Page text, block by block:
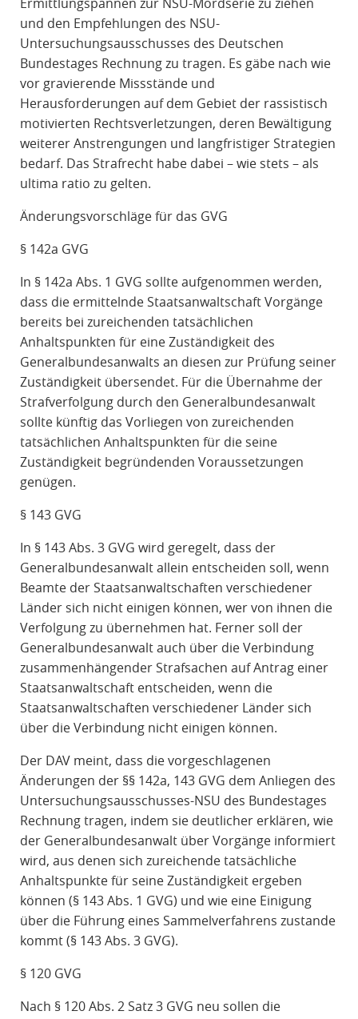
und den Empfehlungen des NSU-
Untersuchungsausschusses des Deutschen
Bundestages Rechnung zu tragen. Es gäbe nach wie
vor gravierende Missstände und
Herausforderungen auf dem Gebiet der rassistisch
motivierten Rechtsverletzungen, deren Bewältigung
weiterer Anstrengungen und langfristiger Strategien
bedarf. Das Strafrecht habe dabei – wie stets – als
ultima ratio zu gelten.
Änderungsvorschläge für das GVG
§ 142a GVG
In § 142a Abs. 1 GVG sollte aufgenommen werden,
dass die ermittelnde Staatsanwaltschaft Vorgänge
bereits bei zureichenden tatsächlichen
Anhaltspunkten für eine Zuständigkeit des
Generalbundesanwalts an diesen zur Prüfung seiner
Zuständigkeit übersendet. Für die Übernahme der
Strafverfolgung durch den Generalbundesanwalt
sollte künftig das Vorliegen von zureichenden
tatsächlichen Anhaltspunkten für die seine
Zuständigkeit begründenden Voraussetzungen
genügen.
§ 143 GVG
In § 143 Abs. 3 GVG wird geregelt, dass der
Generalbundesanwalt allein entscheiden soll, wenn
Beamte der Staatsanwaltschaften verschiedener
Länder sich nicht einigen können, wer von ihnen die
Verfolgung zu übernehmen hat. Ferner soll der
Generalbundesanwalt auch über die Verbindung
zusammenhängender Strafsachen auf Antrag einer
Staatsanwaltschaft entscheiden, wenn die
Staatsanwaltschaften verschiedener Länder sich
über die Verbindung nicht einigen können.
Der DAV meint, dass die vorgeschlagenen
Änderungen der §§ 142a, 143 GVG dem Anliegen des
Untersuchungsausschusses-NSU des Bundestages
Rechnung tragen, indem sie deutlicher erklären, wie
der Generalbundesanwalt über Vorgänge informiert
wird, aus denen sich zureichende tatsächliche
Anhaltspunkte für seine Zuständigkeit ergeben
können (§ 143 Abs. 1 GVG) und wie eine Einigung
über die Führung eines Sammelverfahrens zustande
kommt (§ 143 Abs. 3 GVG).
§ 120 GVG
Nach § 120 Abs. 2 Satz 3 GVG neu sollen die